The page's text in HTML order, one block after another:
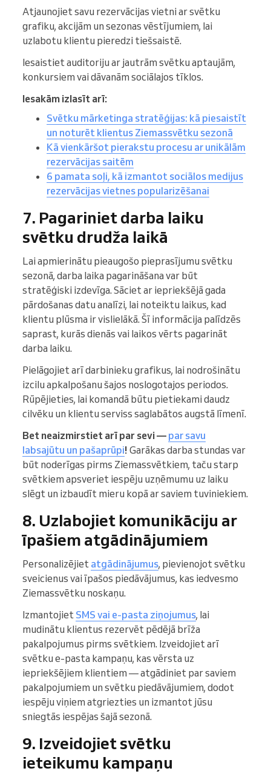
Atjaunojiet savu rezervācijas vietni ar svētku
grafiku, akcijām un sezonas vēstījumiem, lai
uzlabotu klientu pieredzi tiešsaistē.
Iesaistiet auditoriju ar jautrām svētku aptaujām,
konkursiem vai dāvanām sociālajos tīklos.
Iesakām izlasīt arī:
Svētku mārketinga stratēģijas: kā piesaistīt
un noturēt klientus Ziemassvētku sezonā
Kā vienkāršot pierakstu procesu ar unikālām
rezervācijas saitēm
6 pamata soļi, kā izmantot sociālos medijus
rezervācijas vietnes popularizēšanai
7. Pagariniet darba laiku
svētku drudža laikā
Lai apmierinātu pieaugošo pieprasījumu svētku
sezonā, darba laika pagarināšana var būt
stratēģiski izdevīga. Sāciet ar iepriekšējā gada
pārdošanas datu analīzi, lai noteiktu laikus, kad
klientu plūsma ir vislielākā. Šī informācija palīdzēs
saprast, kurās dienās vai laikos vērts pagarināt
darba laiku.
Pielāgojiet arī darbinieku grafikus, lai nodrošinātu
izcilu apkalpošanu šajos noslogotajos periodos.
Rūpējieties, lai komandā būtu pietiekami daudz
cilvēku un klientu serviss saglabātos augstā līmenī.
Bet neaizmirstiet arī par sevi — par savu
labsajūtu un pašaprūpi! Garākas darba stundas var
būt noderīgas pirms Ziemassvētkiem, taču starp
svētkiem apsveriet iespēju uzņēmumu uz laiku
slēgt un izbaudīt mieru kopā ar saviem tuviniekiem.
8. Uzlabojiet komunikāciju ar
īpašiem atgādinājumiem
Personalizējiet atgādinājumus, pievienojot svētku
sveicienus vai īpašos piedāvājumus, kas iedvesmo
Ziemassvētku noskaņu.
Izmantojiet SMS vai e-pasta ziņojumus, lai
mudinātu klientus rezervēt pēdējā brīža
pakalpojumus pirms svētkiem. Izveidojiet arī
svētku e-pasta kampaņu, kas vērsta uz
iepriekšējiem klientiem — atgādiniet par saviem
pakalpojumiem un svētku piedāvājumiem, dodot
iespēju viņiem atgriezties un izmantot jūsu
sniegtās iespējas šajā sezonā.
9. Izveidojiet svētku
ieteikumu kampaņu